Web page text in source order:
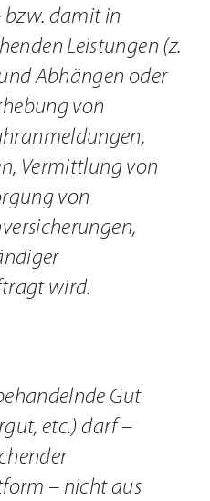
bzw. damit in
Leistungen (z.
Abhängen oder
von
Vermittlung von
von
wird.
Gut
etc.) darf –
– nicht aus